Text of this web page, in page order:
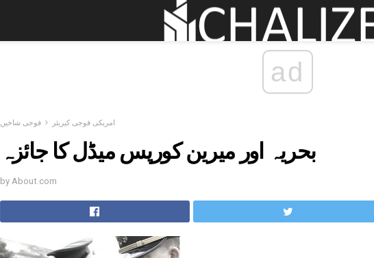
ad
امریکی فوجی کیریئر فوجی شاخیں
بحریہ اور میرین کورپس میڈل کا جائزہ
by About.com